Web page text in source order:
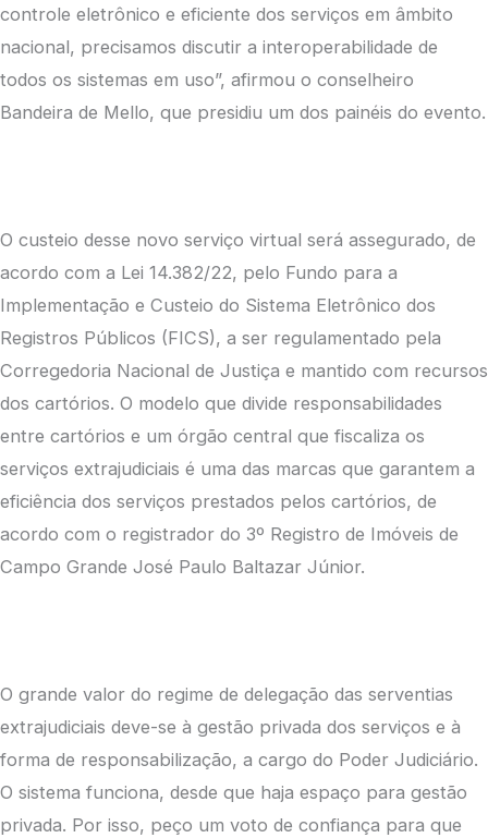
controle eletrônico e eficiente dos serviços em âmbito
nacional, precisamos discutir a interoperabilidade de
todos os sistemas em uso”, afirmou o conselheiro
Bandeira de Mello, que presidiu um dos painéis do evento.
O custeio desse novo serviço virtual será assegurado, de
acordo com a Lei 14.382/22, pelo Fundo para a
Implementação e Custeio do Sistema Eletrônico dos
Registros Públicos (FICS), a ser regulamentado pela
Corregedoria Nacional de Justiça e mantido com recursos
dos cartórios. O modelo que divide responsabilidades
entre cartórios e um órgão central que fiscaliza os
serviços extrajudiciais é uma das marcas que garantem a
eficiência dos serviços prestados pelos cartórios, de
acordo com o registrador do 3º Registro de Imóveis de
Campo Grande José Paulo Baltazar Júnior.
O grande valor do regime de delegação das serventias
extrajudiciais deve-se à gestão privada dos serviços e à
forma de responsabilização, a cargo do Poder Judiciário.
O sistema funciona, desde que haja espaço para gestão
privada. Por isso, peço um voto de confiança para que